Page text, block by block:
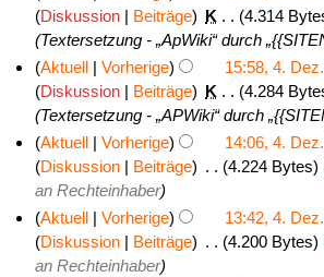
t
u
n
g
s
z
u
s
a
m
m
e
i
t
u
n
g
s
z
u
s
a
r
b
e
i
t
u
n
g
s
z
u
0
B
e
a
r
b
e
i
t
u
n
g
s
n
e
B
e
a
r
b
e
i
t
u
n
n
0
e
i
n
e
B
e
a
r
e
i
D
e
e
Diskussion
Beiträge K 4.314
Textersetzung - „ApWiki“ durch
Aktuell
Vorherige 15:58, 4.
Diskussion
Beiträge K 4.284
Textersetzung - „APWiki“ durch
Aktuell
Vorherige 14:06, 4.
Diskussion
Beiträge 4.224 Bytes
an Rechteinhaber
Aktuell
Vorherige 13:42, 4.
Diskussion
Beiträge 4.200 Bytes
an Rechteinhaber